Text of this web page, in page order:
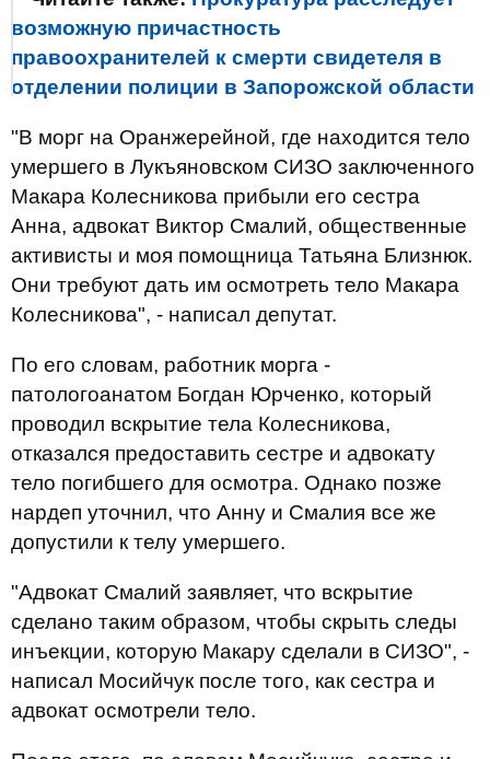
возможную причастность
правоохранителей к смерти свидетеля в
отделении полиции в Запорожской области
"В морг на Оранжерейной, где находится тело
умершего в Лукъяновском СИЗО заключенного
Макара Колесникова прибыли его сестра
Анна, адвокат Виктор Смалий, общественные
активисты и моя помощница Татьяна Близнюк.
Они требуют дать им осмотреть тело Макара
Колесникова", - написал депутат.
По его словам, работник морга -
патологоанатом Богдан Юрченко, который
проводил вскрытие тела Колесникова,
отказался предоставить сестре и адвокату
тело погибшего для осмотра. Однако позже
нардеп уточнил, что Анну и Смалия все же
допустили к телу умершего.
"Адвокат Смалий заявляет, что вскрытие
сделано таким образом, чтобы скрыть следы
инъекции, которую Макару сделали в СИЗО", -
написал Мосийчук после того, как сестра и
адвокат осмотрели тело.